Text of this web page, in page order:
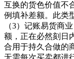
互换的货色价值不
例填补差额。此类
（3）记账易货商
额，正在必然刻日
合用于持久合做的